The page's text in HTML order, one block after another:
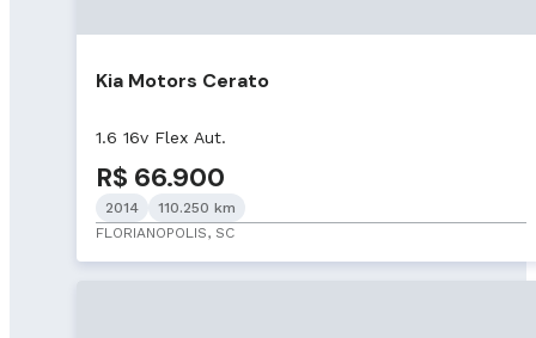
Kia Motors Cerato
1.6 16v Flex Aut.
R$ 66.900
2014
110.250 km
FLORIANOPOLIS, SC